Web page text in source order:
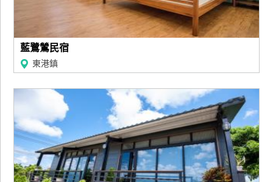
藍鷺鷥民宿
東港鎮